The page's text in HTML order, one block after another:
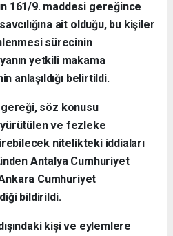
161/9. maddesi gereğince
ait olduğu, bu kişiler
sürecinin
yetkili makama
anlaşıldığı belirtildi.
söz konusu
ve fezleke
nitelikteki iddiaları
Antalya Cumhuriyet
Ankara Cumhuriyet
bildirildi.
kişi ve eylemlere